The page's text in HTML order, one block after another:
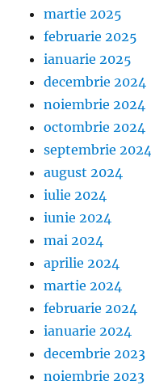
martie 2025
februarie 2025
ianuarie 2025
decembrie 2024
noiembrie 2024
octombrie 2024
septembrie 2024
august 2024
iulie 2024
iunie 2024
mai 2024
aprilie 2024
martie 2024
februarie 2024
ianuarie 2024
decembrie 2023
noiembrie 2023